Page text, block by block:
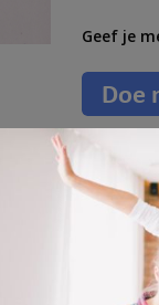
Geef je
koffiemachine
Win